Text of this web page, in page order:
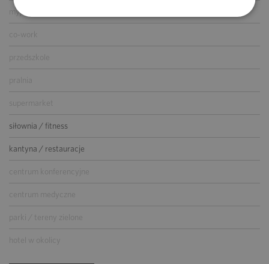
myjnia samochodowa
co-work
supermarket
siłownia / fitness
kantyna / restauracje
centrum konferencyjne
centrum medyczne
parki / tereny zielone
hotel w okolicy